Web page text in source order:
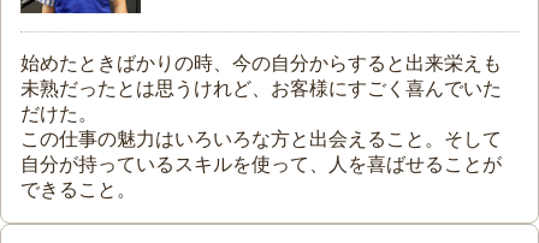
始めたときばかりの時、今の自分からすると出来栄えも
未熟だったとは思うけれど、お客様にすごく喜んでいた
だけた。
この仕事の魅力はいろいろな方と出会えること。そして
自分が持っているスキルを使って、人を喜ばせることが
できること。